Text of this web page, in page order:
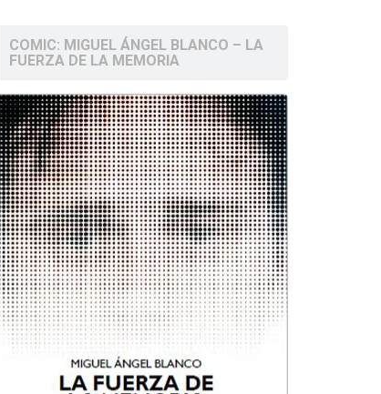
COMIC: MIGUEL ÁNGEL BLANCO – LA
FUERZA DE LA MEMORIA